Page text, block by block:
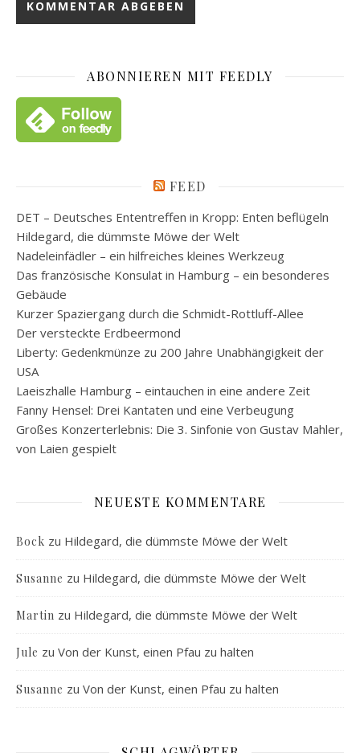
ABONNIEREN MIT FEEDLY
FEED
DET – Deutsches Ententreffen in Kropp: Enten beflügeln
Hildegard, die dümmste Möwe der Welt
Nadeleinfädler – ein hilfreiches kleines Werkzeug
Das französische Konsulat in Hamburg – ein besonderes
Gebäude
Kurzer Spaziergang durch die Schmidt-Rottluff-Allee
Der versteckte Erdbeermond
Liberty: Gedenkmünze zu 200 Jahre Unabhängigkeit der
USA
Laeiszhalle Hamburg – eintauchen in eine andere Zeit
Fanny Hensel: Drei Kantaten und eine Verbeugung
Großes Konzerterlebnis: Die 3. Sinfonie von Gustav Mahler,
von Laien gespielt
NEUESTE KOMMENTARE
Bock zu Hildegard, die dümmste Möwe der Welt
Susanne zu Hildegard, die dümmste Möwe der Welt
Martin zu Hildegard, die dümmste Möwe der Welt
Jule zu Von der Kunst, einen Pfau zu halten
Susanne zu Von der Kunst, einen Pfau zu halten